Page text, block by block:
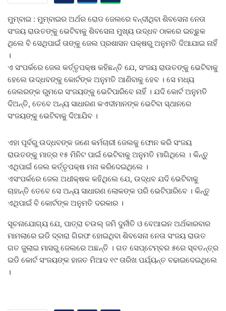
ମୁମ୍ବାଇ : ମୁମ୍ବାଇର ଅର୍ଥର ରୋଡ ଜେଲରେ ବନ୍ଦୀଥିବା ଶିବସେନା ନେତା
ସଂଜୟ ରାଉତଙ୍କୁ ଭେଟିବାକୁ ଶିବସେନା ମୁଖ୍ୟ ଉଦ୍ଧବ ଠାକରେ ଇଚ୍ଛୁକ
ଥିଲେ ବି ସେଥିପାଇଁ ତାଙ୍କୁ ଜେଲ ପ୍ରଶାସନ ପକ୍ଷରୁ ଅନୁମତି ଦିଆଯାଇ ନାହିଁ
।
ଏ ସଂପର୍କରେ ଜେଲ କର୍ତ୍ତୃପକ୍ଷ କହିଛନ୍ତି ଯେ, ସଂଜୟ ରାଉତଙ୍କୁ ଭେଟିବାକୁ
ହେଲେ ଉଦ୍ଧବଙ୍କୁ କୋର୍ଟଙ୍କ ଅନୁମତି ଆଣିବାକୁ ହେବ । ସେ ମଧ୍ୟ
ଜେଲରଙ୍କ ରୁମରେ ସଂଜୟଙ୍କୁ ଭେଟିପାରିବେ ନାହିଁ । ଯଦି କୋର୍ଟ ଅନୁମତି
ଦିଅନ୍ତି, ତେବେ ଅନ୍ୟ ସାଧାରଣ କଏଦୀମାନଙ୍କ ଭେଟିବା ସ୍ଥାନରେ
ସଂଜୟଙ୍କୁ ଭେଟିବାକୁ ଦିଆଯିବ ।
ଏହା ପୂର୍ବରୁ ଉଦ୍ଧବଙ୍କ ଜଣେ କର୍ମଚାରୀ ଜେଲକୁ ଫୋନ କରି ସଂଜୟ
ରାଉତଙ୍କୁ ମାତ୍ର ୧୫ ମିନିଟ ପାଇଁ ଭେଟିବାକୁ ଅନୁମତି ମାଗିଥିଲେ । କିନ୍ତୁ
ଏଥିପାଇଁ ଜେଲ କର୍ତ୍ତୃପକ୍ଷ ମନା କରିଦେଇଥିଲେ ।
ଏସଂପର୍କରେ ଜେଲ ଅଧୀକ୍ଷକ କହିଥିଲେ ଯେ, ଉଦ୍ଧବ ଯଦି ଭେଟିବାକୁ
ଚାହାନ୍ତି ତେବେ ସେ ଅନ୍ୟ ସାଧାରଣ ଲୋକଙ୍କ ପରି ଭେଟିପାରିବେ । କିନ୍ତୁ
ଏଥିପାଇଁ ବି କୋର୍ଟଙ୍କ ଅନୁମତି ଦରକାର ।
ସୂଚନାଯୋଗ୍ୟ ଯେ, ପାତ୍ରା ଚଉଲ୍ ଜମି ଦୁର୍ନୀତି ଓ ବେଆଇନ ଅର୍ଥକାରବାର
ମାମଲାରେ ଇଡି ଦ୍ବାରା ଗିରଫ ହୋଇଥିବା ଶିବସେନା ନେତା ସଂଜୟ ରାଉତ
ଗତ ଜୁଲାଇ ମାସରୁ ଜେଲରେ ଅଛନ୍ତି । ଗତ ସେପ୍ଟେମ୍ବର ୫ରେ ସ୍ବତନ୍ତ୍ର
ଇଡି କୋର୍ଟ ସଂଜୟଙ୍କ ହାଜତ ମିଆଦ ୧୯ ତାରିଖ ପର୍ଯ୍ୟନ୍ତ ବଢାଇଦେଇଥିଲେ
।